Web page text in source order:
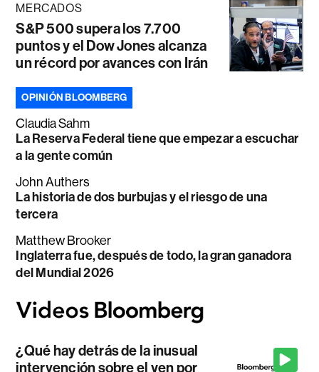
MERCADOS
S&P 500 supera los 7.700
puntos y el Dow Jones alcanza
un récord por avances con Irán
OPINIÓN BLOOMBERG
Claudia Sahm
La Reserva Federal tiene que empezar a escuchar
a la gente común
John Authers
La historia de dos burbujas y el riesgo de una
tercera
Matthew Brooker
Inglaterra fue, después de todo, la gran ganadora
del Mundial 2026
¿Qué hay detrás de la inusual
intervención sobre el yen por